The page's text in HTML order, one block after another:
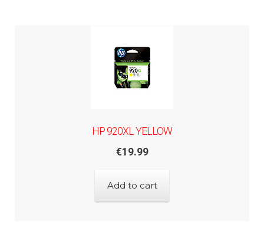
HP 920XL YELLOW
€19.99
Add to cart